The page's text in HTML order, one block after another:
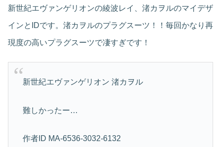
新世紀エヴァンゲリオンの綾波レイ、渚カヲルのマイデザ
インとIDです。渚カヲルのプラグスーツ！！毎回かなり再
現度の高いプラグスーツで凄すぎです！
新世紀エヴァンゲリオン 渚カヲル
難しかったー…
作者ID MA-6536-3032-6132